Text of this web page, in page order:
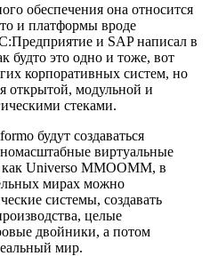
обеспечения она относится
и платформы вроде
и SAP написал в
будто это одно и тоже, вот
корпоративных систем, но
открытой, модульной и
стеками.
будут создаваться
виртуальные
Universo MMOOMM, в
мирах можно
системы, создавать
целые
двойники, а потом
мир.